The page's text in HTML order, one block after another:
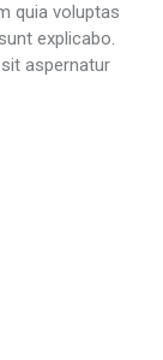
quia voluptas
explicabo.
aspernatur